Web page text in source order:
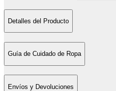
Detalles del Producto
Guía de Cuidado de Ropa
Envíos y Devoluciones